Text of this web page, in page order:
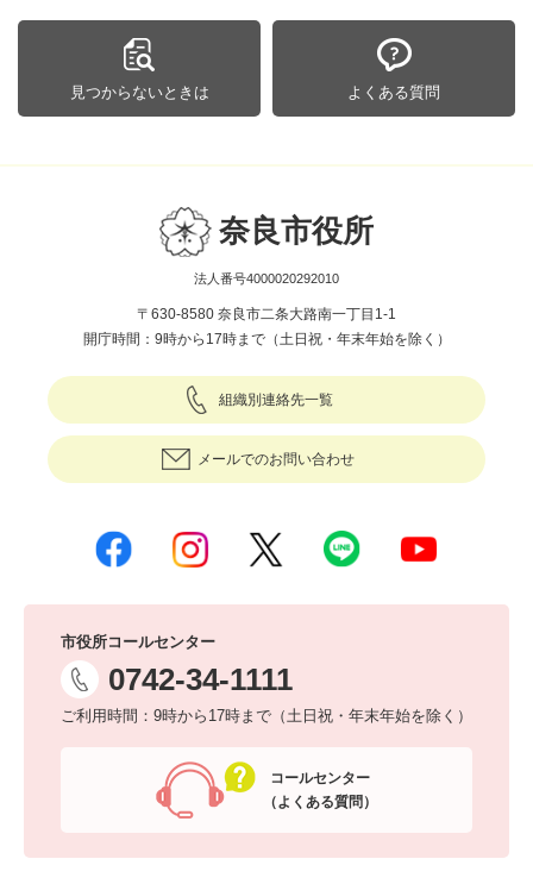
見つからないときは よくある質問
奈良市役所
法人番号4000020292010
〒630-8580 奈良市二条大路南一丁目1-1
開庁時間：9時から17時まで（土日祝・年末年始を除く）
組織別連絡先一覧
メールでのお問い合わせ
市役所コールセンター
0742-34-1111
ご利用時間：9時から17時まで（土日祝・年末年始を除く）
コールセンター
（よくある質問）